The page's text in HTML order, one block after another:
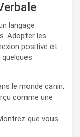
langage
Adopter les
positive et
le monde canin,
comme une
que vous